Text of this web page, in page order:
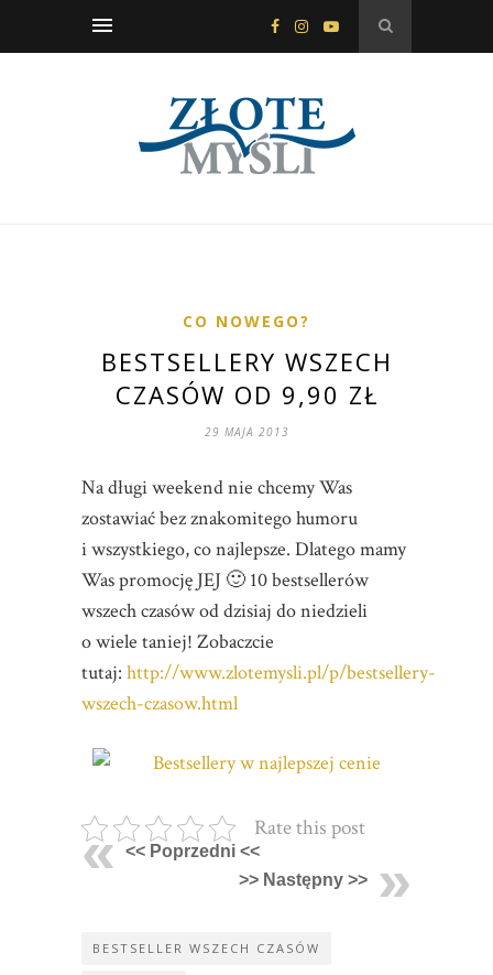
CO NOWEGO?
BESTSELLERY WSZECH
CZASÓW OD 9,90 ZŁ
29 MAJA 2013
Na długi weekend nie chcemy Was
zostawiać bez znakomitego humoru
i wszystkiego, co najlepsze. Dlatego mamy
Was promocję JEJ 🙂 10 bestsellerów
wszech czasów od dzisiaj do niedzieli
o wiele taniej! Zobaczcie
tutaj: http://www.zlotemysli.pl/p/bestsellery-
wszech-czasow.html
Rate this post
<< Poprzedni <<
>> Następny >>
BESTSELLER WSZECH CZASÓW